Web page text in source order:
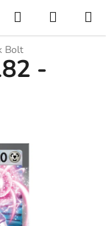
Hledat
KOŠÍK
Bolt
-